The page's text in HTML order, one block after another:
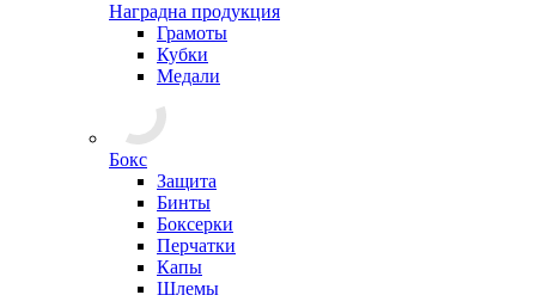
Наградна продукция
Грамоты
Кубки
Медали
Бокс
Защита
Бинты
Боксерки
Перчатки
Капы
Шлемы